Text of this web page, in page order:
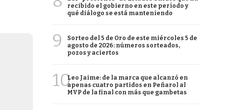
recibido el gobierno en este período y
qué diálogo se está manteniendo
9
Sorteo del 5 de Oro de este miércoles 5 de
agosto de 2026: números sorteados,
pozos y aciertos
10Leo Jaime: de la marca que alcanzó en
apenas cuatro partidos en Peñarol al
MVP de la final con más que gambetas